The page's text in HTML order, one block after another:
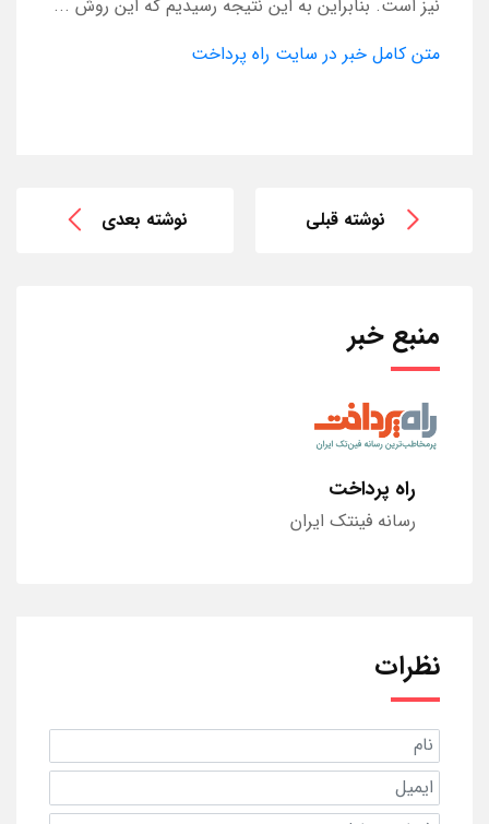
نیز است. بنابراین به این نتیجه رسیدیم که این روش ...
متن کامل خبر در سایت راه پرداخت
نوشته قبلی نوشته بعدی
منبع خبر
راه پرداخت
رسانه فینتک ایران
نظرات